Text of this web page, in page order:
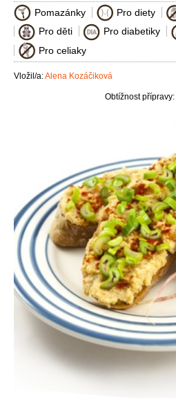
Pomazánky Pro diety
Pro děti
Pro diabetiky
Pro celiaky
Vložil/a:Alena Kozáčiková
Obtížnost přípravy: